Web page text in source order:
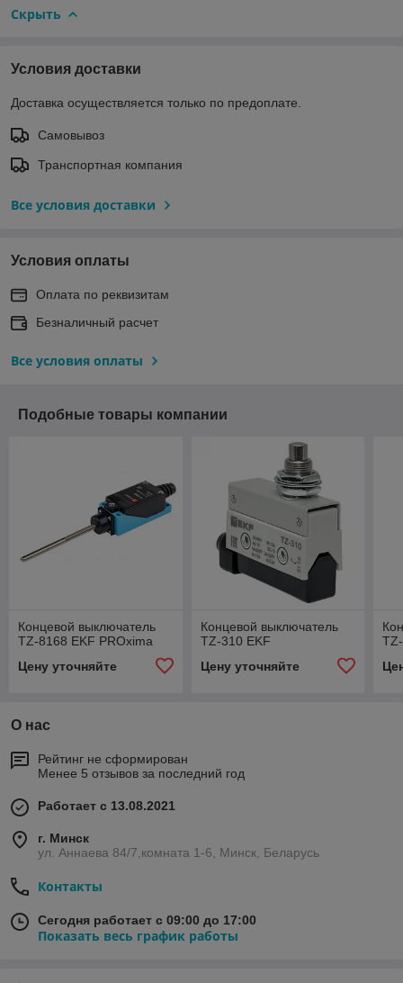
Скрыть
Условия доставки
Доставка осуществляется только по предоплате.
Самовывоз
Транспортная компания
Все условия доставки
Условия оплаты
Оплата по реквизитам
Безналичный расчет
Все условия оплаты
Подобные товары компании
Концевой выключатель
TZ-8168 EKF PROxima
Цену уточняйте
Концевой выключатель
TZ-310 EKF
Цену уточняйте
О нас
Рейтинг не сформирован
Менее 5 отзывов за последний год
Работает с 13.08.2021
г. Минск
ул. Аннаева 84/7,комната 1-6, Минск, Беларусь
Контакты
Сегодня работает с 09:00 до 17:00
Показать весь график работы